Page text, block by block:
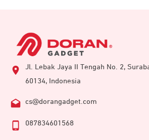
Jl. Lebak Jaya II Tengah No. 2,
60134, Indonesia
cs@dorangadget.com
087834601568